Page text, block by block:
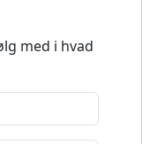
med i hvad